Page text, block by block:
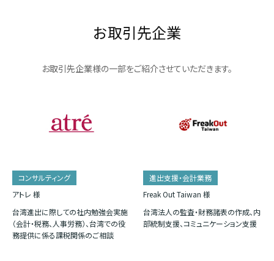
お取引先企業
お取引先企業様の一部をご紹介させていただきます。
コンサルティング
アトレ 様
台湾進出に際しての社内勉強会実施
（会計・税務、人事労務）、台湾での役
務提供に係る課税関係のご相談
進出支援・会計業務
Freak Out Taiwan 様
台湾法人の監査・財務諸表の作成、内
部統制支援、コミュニケーション支援